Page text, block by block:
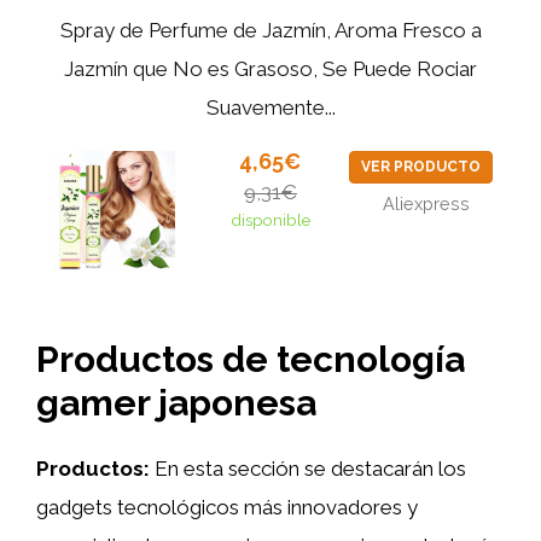
Spray de Perfume de Jazmín, Aroma Fresco a
Jazmín que No es Grasoso, Se Puede Rociar
Suavemente...
4,65€
9,31€
disponible
VER PRODUCTO
Aliexpress
Productos de tecnología
gamer japonesa
Productos: En esta sección se destacarán los
gadgets tecnológicos más innovadores y